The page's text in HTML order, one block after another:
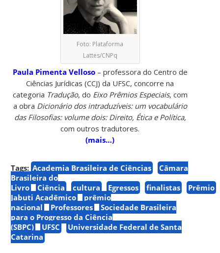
Foto: Plataforma
Lattes/CNPq
Paula Pimenta Velloso– professora do Centro de
Ciências Jurídicas (CCJ) da UFSC, concorre na
categoria Tradução, do Eixo Prêmios Especiais, com
a obra Dicionário dos intraduzíveis: um vocabulário
das Filosofias: volume dois: Direito, Ética e Política,
com outros tradutores.
(mais…)
Tags: Academia Brasileira de Ciências
Câmara
Brasileira do
Livro
Ciência cultura Egressos finalistas
Prêmio
Jabuti Acadêmico
prêmio
nacional
Professores
Sociedade Brasileira
para o Progresso da Ciência
(SBPC)
UFSC
Universidade Federal de Santa
Catarina